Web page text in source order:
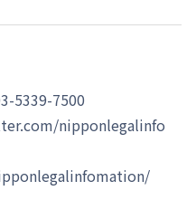
5339-7500
nipponlegalinfo